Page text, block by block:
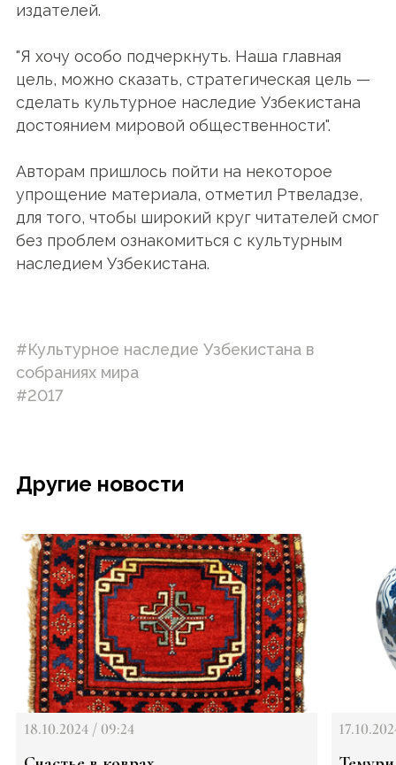
издателей.
"Я хочу особо подчеркнуть. Наша главная
цель, можно сказать, стратегическая цель —
сделать культурное наследие Узбекистана
достоянием мировой общественности".
Авторам пришлось пойти на некоторое
упрощение материала, отметил Ртвеладзе,
для того, чтобы широкий круг читателей смог
без проблем ознакомиться с культурным
наследием Узбекистана.
#Культурное наследие Узбекистана в
собраниях мира
#2017
Другие новости
18.10.2024 / 09:24